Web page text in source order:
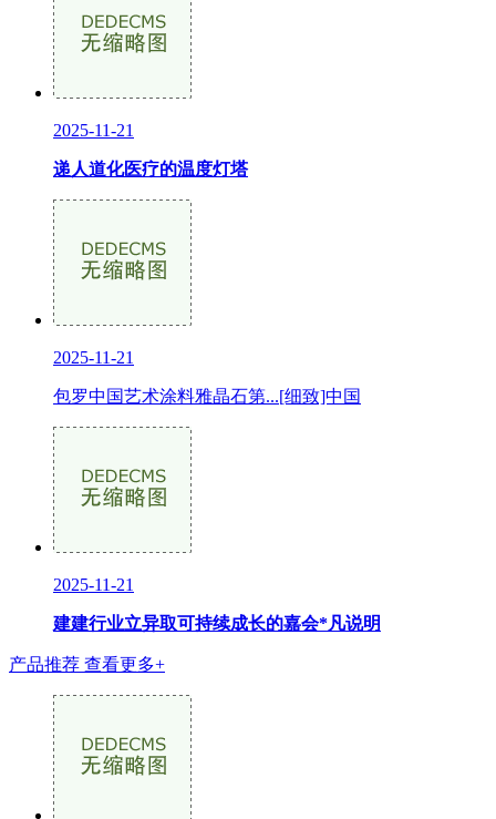
2025-11-21
递人道化医疗的温度灯塔
2025-11-21
包罗中国艺术涂料雅晶石第...[细致]中国
2025-11-21
建建行业立异取可持续成长的嘉会*凡说明
产品推荐 查看更多+